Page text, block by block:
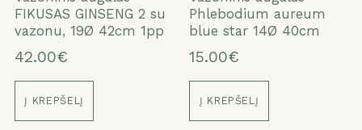
FIKUSAS GINSENG 2 su
vazonu, 19Ø 42cm 1pp
42.00€
Į KREPŠELĮ
Phlebodium aureum
blue star 14Ø 40cm
15.00€
Į KREPŠELĮ